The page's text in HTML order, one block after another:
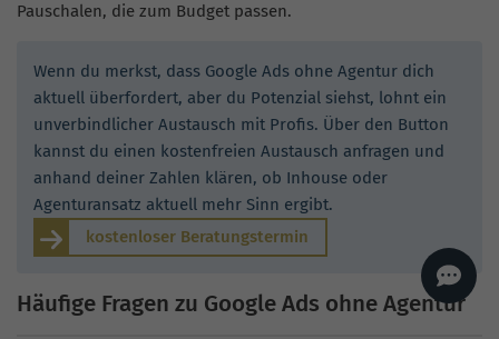
Pauschalen, die zum Budget passen.
Wenn du merkst, dass Google Ads ohne Agentur dich
aktuell überfordert, aber du Potenzial siehst, lohnt ein
unverbindlicher Austausch mit Profis. Über den Button
kannst du einen kostenfreien Austausch anfragen und
anhand deiner Zahlen klären, ob Inhouse oder
Agenturansatz aktuell mehr Sinn ergibt.
kostenloser Beratungstermin
Häufige Fragen zu Google Ads ohne Agentur